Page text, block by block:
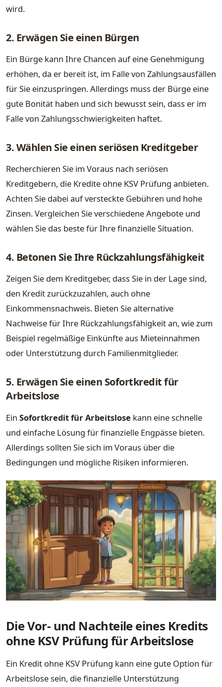
wird.
2. Erwägen Sie einen Bürgen
Ein Bürge kann Ihre Chancen auf eine Genehmigung
erhöhen, da er bereit ist, im Falle von Zahlungsausfällen
für Sie einzuspringen. Allerdings muss der Bürge eine
gute Bonität haben und sich bewusst sein, dass er im
Falle von Zahlungsschwierigkeiten haftet.
3. Wählen Sie einen seriösen Kreditgeber
Recherchieren Sie im Voraus nach seriösen
Kreditgebern, die Kredite ohne KSV Prüfung anbieten.
Achten Sie dabei auf versteckte Gebühren und hohe
Zinsen. Vergleichen Sie verschiedene Angebote und
wählen Sie das beste für Ihre finanzielle Situation.
4. Betonen Sie Ihre Rückzahlungsfähigkeit
Zeigen Sie dem Kreditgeber, dass Sie in der Lage sind,
den Kredit zurückzuzahlen, auch ohne
Einkommensnachweis. Bieten Sie alternative
Nachweise für Ihre Rückzahlungsfähigkeit an, wie zum
Beispiel regelmäßige Einkünfte aus Mieteinnahmen
oder Unterstützung durch Familienmitglieder.
5. Erwägen Sie einen Sofortkredit für
Arbeitslose
Ein Sofortkredit für Arbeitslose kann eine schnelle
und einfache Lösung für finanzielle Engpässe bieten.
Allerdings sollten Sie sich im Voraus über die
Bedingungen und mögliche Risiken informieren.
Die Vor- und Nachteile eines Kredits
ohne KSV Prüfung für Arbeitslose
Ein Kredit ohne KSV Prüfung kann eine gute Option für
Arbeitslose sein, die finanzielle Unterstützung